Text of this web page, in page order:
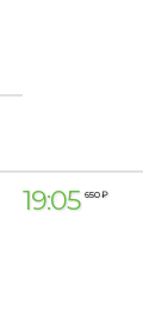
19:05 650 ₽